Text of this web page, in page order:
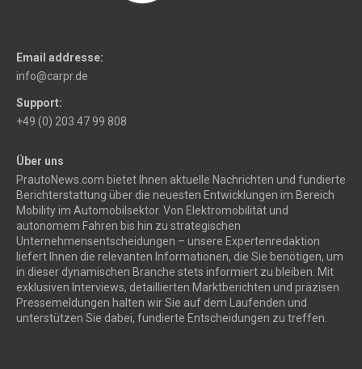
Email addresse:
info@carpr.de
Support:
+49 (0) 203 47 99 808
Über uns
PrautoNews.com bietet Ihnen aktuelle Nachrichten und fundierte
Berichterstattung über die neuesten Entwicklungen im Bereich
Mobility im Automobilsektor. Von Elektromobilität und
autonomem Fahren bis hin zu strategischen
Unternehmensentscheidungen – unsere Expertenredaktion
liefert Ihnen die relevanten Informationen, die Sie benötigen, um
in dieser dynamischen Branche stets informiert zu bleiben. Mit
exklusiven Interviews, detaillierten Marktberichten und präzisen
Pressemeldungen halten wir Sie auf dem Laufenden und
unterstützen Sie dabei, fundierte Entscheidungen zu treffen.